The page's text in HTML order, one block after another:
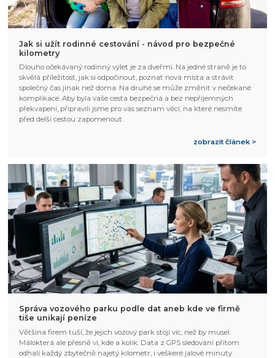
Jak si užít rodinné cestování - návod pro bezpečné
kilometry
Dlouho očekávaný rodinný výlet je za dveřmi. Na jedné straně je to
skvělá příležitost, jak si odpočinout, poznat nová místa a strávit
společný čas jinak než doma. Na druhé se může změnit v nečekané
komplikace. Aby byla vaše cesta bezpečná a bez nepříjemných
překvapení, připravili jsme pro vás seznam věcí, na které nesmíte
před delší cestou zapomenout.
zobrazit článek >
Správa vozového parku podle dat aneb kde ve firmě
tiše unikají peníze
Většina firem tuší, že jejich vozový park stojí víc, než by musel.
Málokterá ale přesně ví, kde a kolik. Data z GPS sledování přitom
odhalí každý zbytečně najetý kilometr, i veškeré jalové minuty